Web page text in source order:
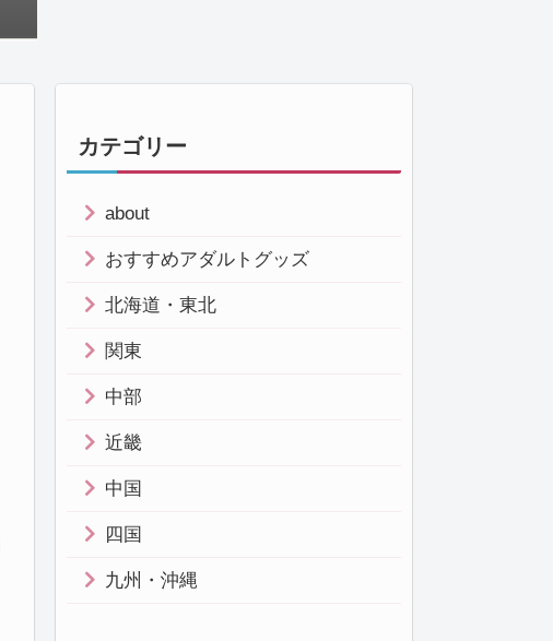
カテゴリー
about
おすすめアダルトグッズ
北海道・東北
関東
中部
近畿
中国
四国
九州・沖縄